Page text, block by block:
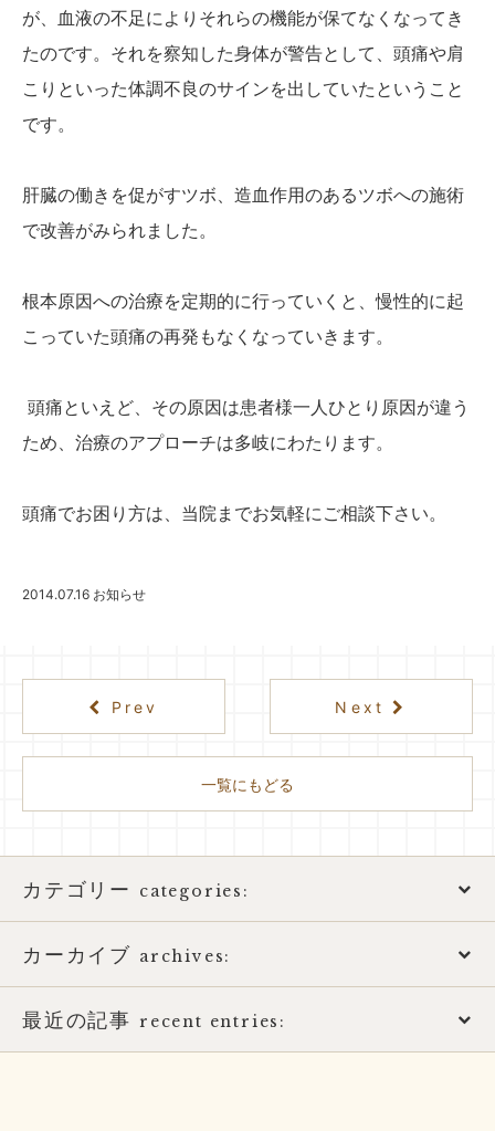
が、血液の不足によりそれらの機能が保てなくなってき
たのです。それを察知した身体が警告として、頭痛や肩
こりといった体調不良のサインを出していたということ
です。
肝臓の働きを促がすツボ、造血作用のあるツボへの施術
で改善がみられました。
根本原因への治療を定期的に行っていくと、慢性的に起
こっていた頭痛の再発もなくなっていきます。
頭痛といえど、その原因は患者様一人ひとり原因が違う
ため、治療のアプローチは多岐にわたります。
頭痛でお困り方は、当院までお気軽にご相談下さい。
2014.07.16 お知らせ
カテゴリー categories:
アトピー性皮膚炎
おススメ書籍
カーカイブ archives:
2026年
最近の記事 recent entries:
Prev
一覧にもどる
Next